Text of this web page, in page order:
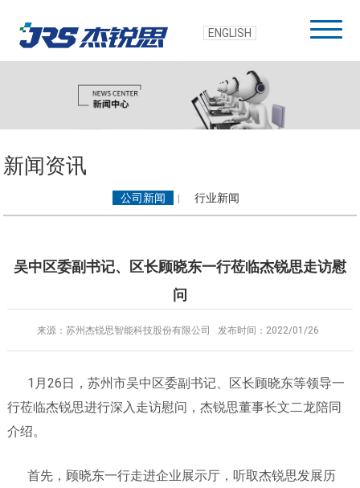
ENGLISH
新闻资讯
公司新闻 行业新闻
吴中区委副书记、区长顾晓东一行莅临杰锐思走访慰
问
来源：苏州杰锐思智能科技股份有限公司 发布时间：2022/01/26
1月26日，苏州市吴中区委副书记、区长顾晓东等领导一
行莅临杰锐思进行深入走访慰问，杰锐思董事长文二龙陪同
介绍。
首先，顾晓东一行走进企业展示厅，听取杰锐思发展历